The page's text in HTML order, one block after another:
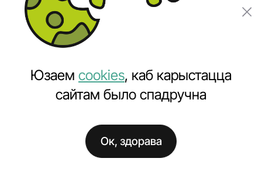
Навіны
Падатковыя льготы для рэзідэнтаў ПВТ
Юзаем cookies, каб карыстацца
сайтам было спадручна
Ок, здорава